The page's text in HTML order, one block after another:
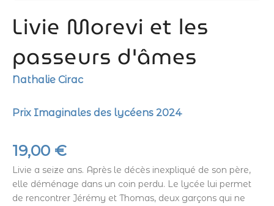
Livie Morevi et les
passeurs d'âmes
Nathalie Cirac
Prix Imaginales des lycéens 2024
19,00 €
Livie a seize ans. Après le décès inexpliqué de son père,
elle déménage dans un coin perdu. Le lycée lui permet
de rencontrer Jérémy et Thomas, deux garçons qui ne